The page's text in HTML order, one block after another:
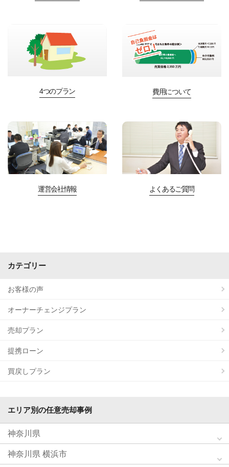
4つのプラン 費用について
運営会社情報 よくあるご質問
カテゴリー
お客様の声
オーナーチェンジプラン
売却プラン
提携ローン
買戻しプラン
エリア別の任意売却事例
神奈川県
神奈川県 横浜市